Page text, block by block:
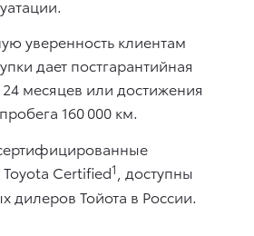
уверенность клиентам
дает постгарантийная
месяцев или достижения
160 000 км.
Certified1
, доступны
дилеров Тойота в России.